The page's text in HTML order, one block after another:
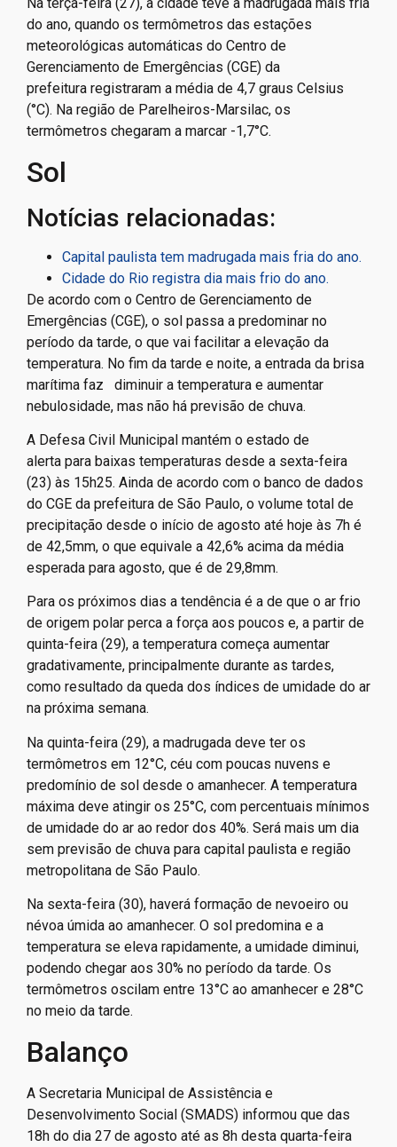
do ano, quando os termômetros das estações
meteorológicas automáticas do Centro de
Gerenciamento de Emergências (CGE) da
prefeitura registraram a média de 4,7 graus Celsius
(°C). Na região de Parelheiros-Marsilac, os
termômetros chegaram a marcar -1,7°C.
Sol
Notícias relacionadas:
Capital paulista tem madrugada mais fria do ano.
Cidade do Rio registra dia mais frio do ano.
De acordo com o Centro de Gerenciamento de
Emergências (CGE), o sol passa a predominar no
período da tarde, o que vai facilitar a elevação da
temperatura. No fim da tarde e noite, a entrada da brisa
marítima faz diminuir a temperatura e aumentar
nebulosidade, mas não há previsão de chuva.
A Defesa Civil Municipal mantém o estado de
alerta para baixas temperaturas desde a sexta-feira
(23) às 15h25. Ainda de acordo com o banco de dados
do CGE da prefeitura de São Paulo, o volume total de
precipitação desde o início de agosto até hoje às 7h é
de 42,5mm, o que equivale a 42,6% acima da média
esperada para agosto, que é de 29,8mm.
Para os próximos dias a tendência é a de que o ar frio
de origem polar perca a força aos poucos e, a partir de
quinta-feira (29), a temperatura começa aumentar
gradativamente, principalmente durante as tardes,
como resultado da queda dos índices de umidade do ar
na próxima semana.
Na quinta-feira (29), a madrugada deve ter os
termômetros em 12°C, céu com poucas nuvens e
predomínio de sol desde o amanhecer. A temperatura
máxima deve atingir os 25°C, com percentuais mínimos
de umidade do ar ao redor dos 40%. Será mais um dia
sem previsão de chuva para capital paulista e região
metropolitana de São Paulo.
Na sexta-feira (30), haverá formação de nevoeiro ou
névoa úmida ao amanhecer. O sol predomina e a
temperatura se eleva rapidamente, a umidade diminui,
podendo chegar aos 30% no período da tarde. Os
termômetros oscilam entre 13°C ao amanhecer e 28°C
no meio da tarde.
Balanço
A Secretaria Municipal de Assistência e
Desenvolvimento Social (SMADS) informou que das
18h do dia 27 de agosto até as 8h desta quarta-feira